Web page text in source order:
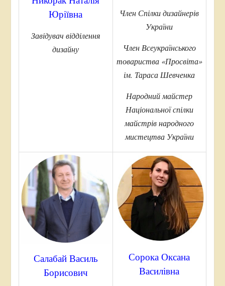
Юріївна
Завідувач відділення
дизайну
Член Спілки дизайнерів
України
Член Всеукраїнського
товариства «Просвіта»
ім. Тараса Шевченка
Народний майстер
Національної спілки
майстрів народного
мистецтва України
Салабай Василь
Борисович
Сорока Оксана
Василівна